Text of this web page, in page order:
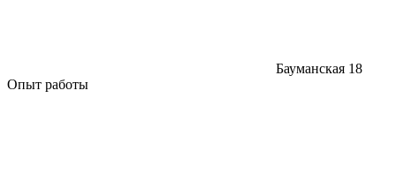
Бауманская 18
Опыт работы